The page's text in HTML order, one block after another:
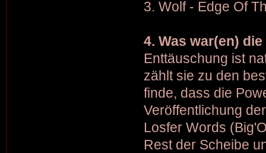
3. Wolf - Edge Of
4. Was war(en)
Enttäuschung ist
zählt sie zu den
finde, dass die
Veröffentlichung
Losfer Words
Rest der Scheibe